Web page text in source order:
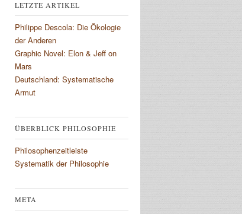
LETZTE ARTIKEL
Philippe Descola: Die Ökologie
der Anderen
Graphic Novel: Elon & Jeff on
Mars
Deutschland: Systematische
Armut
ÜBERBLICK PHILOSOPHIE
Philosophenzeitleiste
Systematik der Philosophie
META